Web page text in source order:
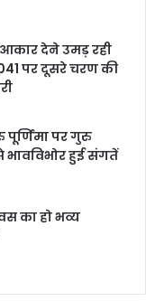
देने उमड़ रही
पर दूसरे चरण की
पूर्णिमा पर गुरु
भावविभोर हुई संगतें
का हो भव्य